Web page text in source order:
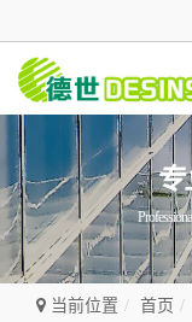
专
当前位置 首页